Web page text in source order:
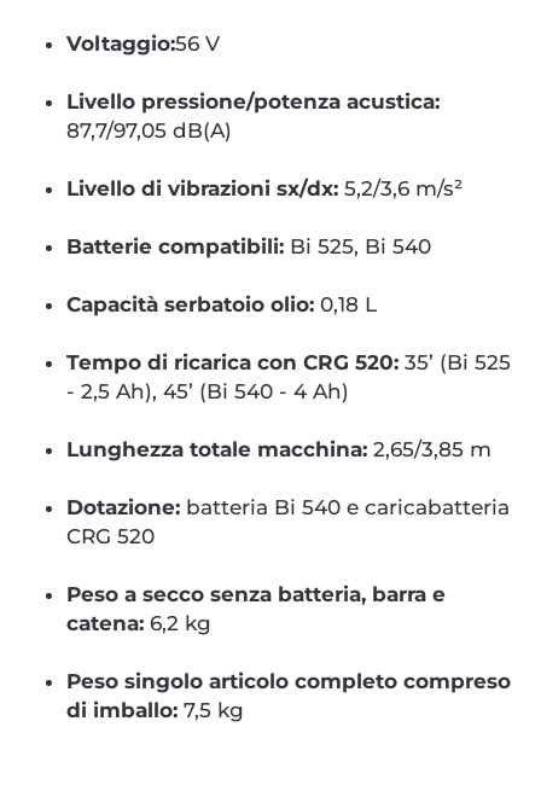
Voltaggio:56 V
Livello pressione/potenza acustica:
87,7/97,05 dB(A)
Livello di vibrazioni sx/dx: 5,2/3,6 m/s²
Batterie compatibili: Bi 525, Bi 540
Capacità serbatoio olio: 0,18 L
Tempo di ricarica con CRG 520: 35’ (Bi 525
- 2,5 Ah), 45’ (Bi 540 - 4 Ah)
Lunghezza totale macchina: 2,65/3,85 m
Dotazione: batteria Bi 540 e caricabatteria
CRG 520
Peso a secco senza batteria, barra e
catena: 6,2 kg
Peso singolo articolo completo compreso
di imballo: 7,5 kg